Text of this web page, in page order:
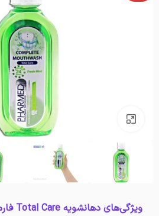
ویژگی‌های دهانشویه Total Care فارمد: